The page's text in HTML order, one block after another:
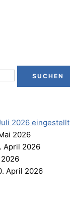
2026 eingestellt
2026
April 2026
2026
April 2026